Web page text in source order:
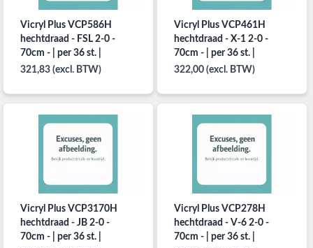
Vicryl Plus VCP586H
hechtdraad - FSL 2-0 -
70cm - | per 36 st. |
321,83 (excl. BTW)
Vicryl Plus VCP461H
hechtdraad - X-1 2-0 -
70cm - | per 36 st. |
322,00 (excl. BTW)
Vicryl Plus VCP3170H
hechtdraad - JB 2-0 -
70cm - | per 36 st. |
Vicryl Plus VCP278H
hechtdraad - V-6 2-0 -
70cm - | per 36 st. |